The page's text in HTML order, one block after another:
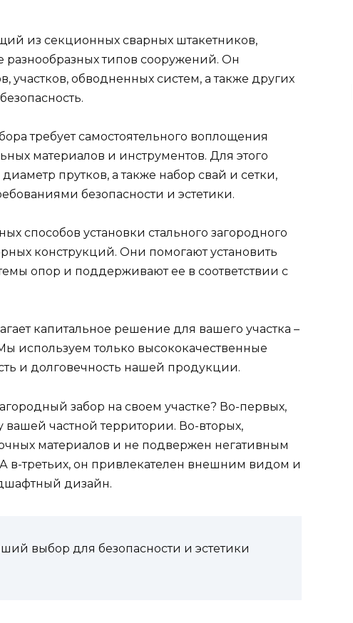
из секционных сварных штакетников,
разнообразных типов сооружений. Он
обводненных систем, а также других
требует самостоятельного воплощения
материалов и инструментов. Для этого
прутков, а также набор свай и сетки,
безопасности и эстетики.
способов установки стального загородного
конструкций. Они помогают установить
опор и поддерживают ее в соответствии с
капитальное решение для вашего участка –
используем только высококачественные
и долговечность нашей продукции.
забор на своем участке? Во-первых,
вашей частной территории. Во-вторых,
материалов и не подвержен негативным
третьих, он привлекателен внешним видом и
дизайн.
выбор для безопасности и эстетики